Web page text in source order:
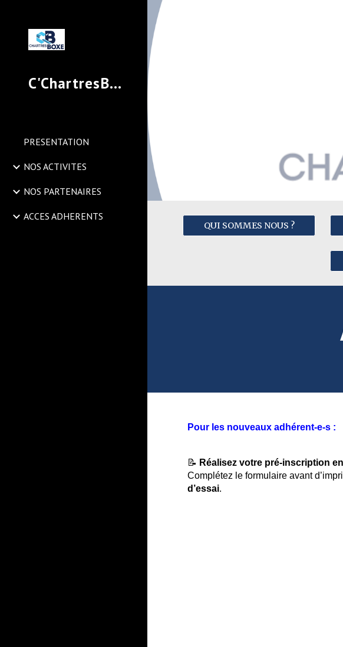
C'ChartresBoxe
PRESENTATION
NOS ACTIVITES
NOS PARTENAIRES
ACCES ADHERENTS
QUI SOMMES NOUS ?
Pour les nouveaux adhérent-e-s :
📝 Réalisez votre pré-inscription
Complétez le formulaire avant
d’essai.